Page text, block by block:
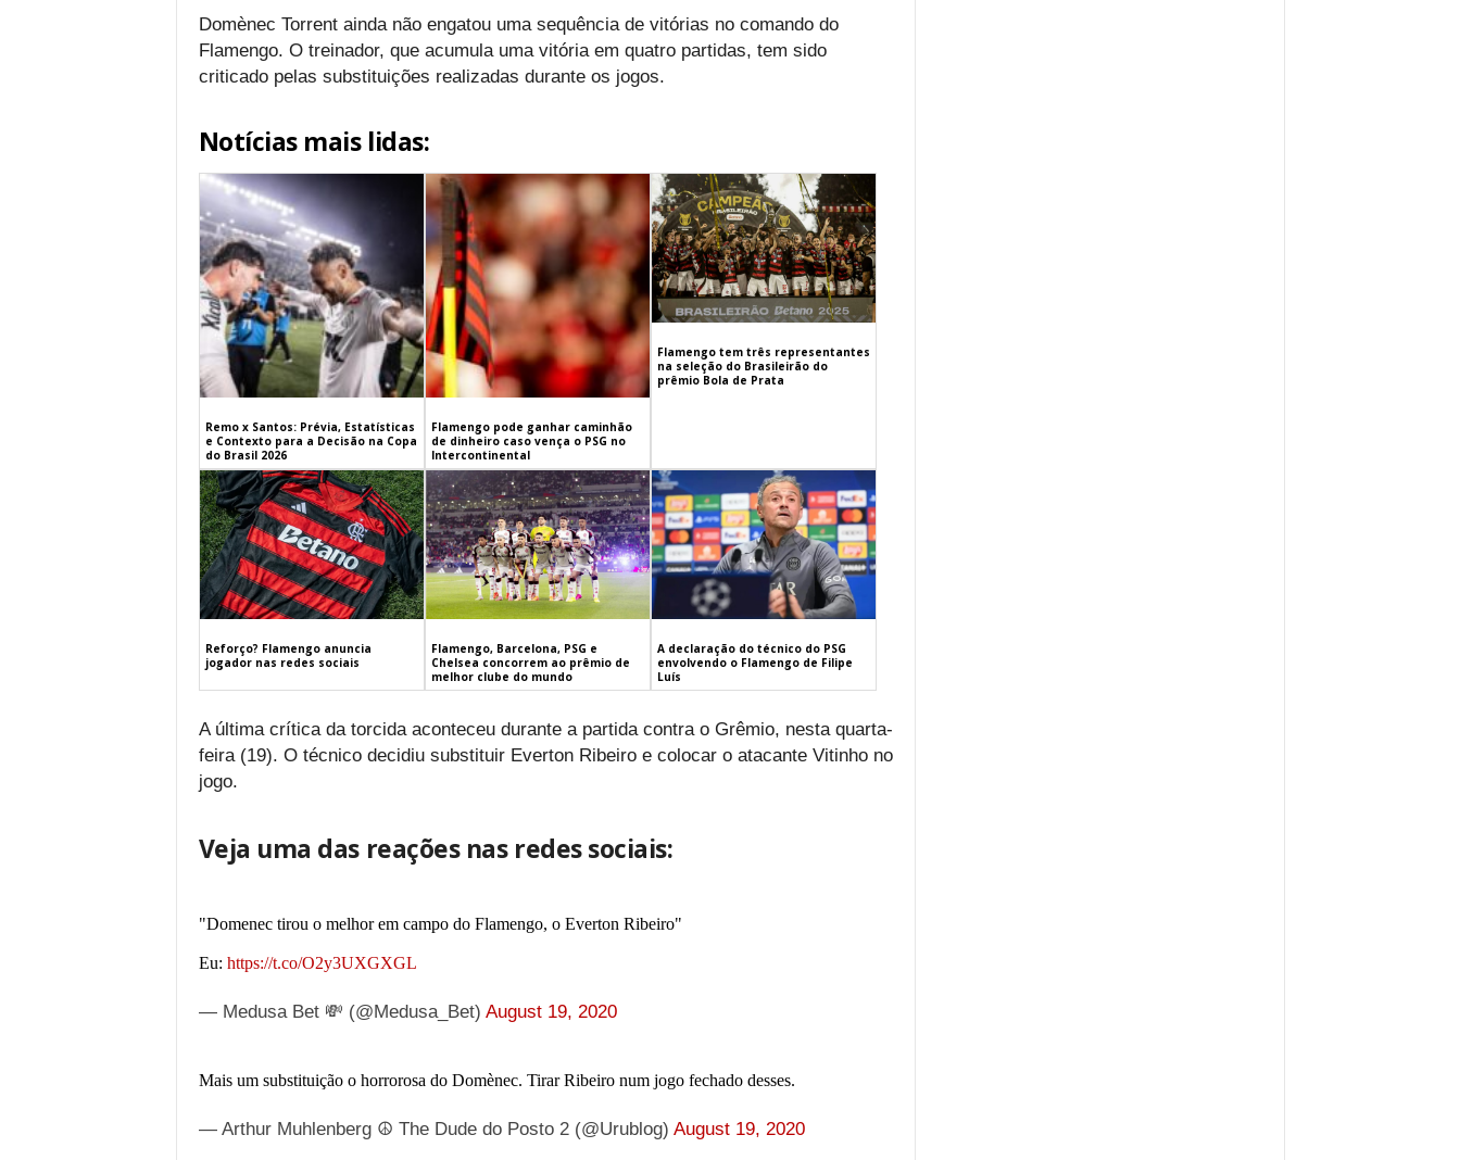
Domènec Torrent ainda não engatou uma sequência de vitórias no comando do
Flamengo. O treinador, que acumula uma vitória em quatro partidas, tem sido
criticado pelas substituições realizadas durante os jogos.
Notícias mais lidas:
Remo x Santos: Prévia, Estatísticas
e Contexto para a Decisão na Copa
do Brasil 2026
Flamengo pode ganhar caminhão
de dinheiro caso vença o PSG no
Intercontinental
Flamengo tem três representantes
na seleção do Brasileirão do
prêmio Bola de Prata
Reforço? Flamengo anuncia
jogador nas redes sociais
Flamengo, Barcelona, PSG e
Chelsea concorrem ao prêmio de
melhor clube do mundo
A declaração do técnico do PSG
envolvendo o Flamengo de Filipe
Luís
A última crítica da torcida aconteceu durante a partida contra o Grêmio, nesta quarta-
feira (19). O técnico decidiu substituir Everton Ribeiro e colocar o atacante Vitinho no
jogo.
Veja uma das reações nas redes sociais:
"Domenec tirou o melhor em campo do Flamengo, o Everton Ribeiro"
Eu: https://t.co/O2y3UXGXGL
— Medusa Bet 💸 (@Medusa_Bet) August 19, 2020
Mais um substituição o horrorosa do Domènec. Tirar Ribeiro num jogo fechado desses.
— Arthur Muhlenberg ☮️ The Dude do Posto 2 (@Urublog) August 19, 2020